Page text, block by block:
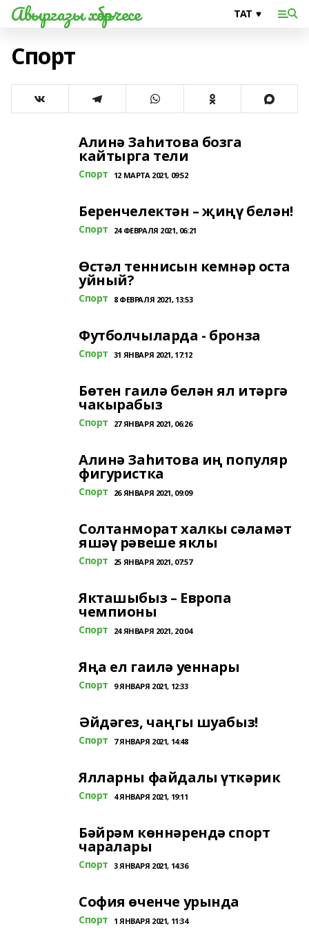
Авыргазы хәбәрчесе
Спорт
Алинә Заһитова бозга
кайтырга тели
Спорт 12 МАРТА 2021, 09:52
Беренчелектән – җиңү белән!
Спорт 24 ФЕВРАЛЯ 2021, 06:21
Өстәл теннисын кемнәр оста
уйный?
Спорт 8 ФЕВРАЛЯ 2021, 13:53
Футболчыларда - бронза
Спорт 31 ЯНВАРЯ 2021, 17:12
Бөтен гаилә белән ял итәргә
чакырабыз
Спорт 27 ЯНВАРЯ 2021, 06:26
Алинә Заһитова иң популяр
фигуристка
Спорт 26 ЯНВАРЯ 2021, 09:09
Солтанморат халкы сәламәт
яшәү рәвеше яклы
Спорт 25 ЯНВАРЯ 2021, 07:57
Якташыбыз – Европа
чемпионы
Спорт 24 ЯНВАРЯ 2021, 20:04
Яңа ел гаилә уеннары
Спорт 9 ЯНВАРЯ 2021, 12:33
Әйдәгез, чаңгы шуабыз!
Спорт 7 ЯНВАРЯ 2021, 14:48
Ялларны файдалы үткәрик
Спорт 4 ЯНВАРЯ 2021, 19:11
Бәйрәм көннәрендә спорт
чаралары
Спорт 3 ЯНВАРЯ 2021, 14:36
София өченче урында
Спорт 1 ЯНВАРЯ 2021, 11:34